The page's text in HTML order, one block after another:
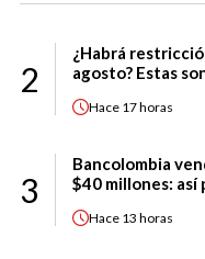
2
¿Habrá
agosto? Estas
Hace 17 horas
3
Bancolombia
$40 millones: así
Hace 13 horas